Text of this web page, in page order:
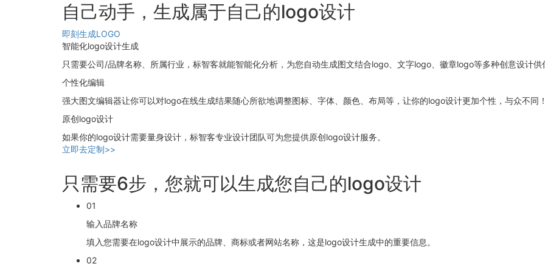
自己动手，生成属于自己的logo设计
即刻生成LOGO
智能化logo设计生成
只需要公司/品牌名称、所属行业，标智客就能智能化分析，为您自动生成图文结合logo、文字logo、徽章logo等多种创意设计供
个性化编辑
强大图文编辑器让你可以对logo在线生成结果随心所欲地调整图标、字体、颜色、布局等，让你的logo设计更加个性，与众不同！
原创logo设计
如果你的logo设计需要量身设计，标智客专业设计团队可为您提供原创logo设计服务。
立即去定制>>
只需要6步，您就可以生成您自己的logo设计
01
输入品牌名称
填入您需要在logo设计中展示的品牌、商标或者网站名称，这是logo设计生成中的重要信息。
02